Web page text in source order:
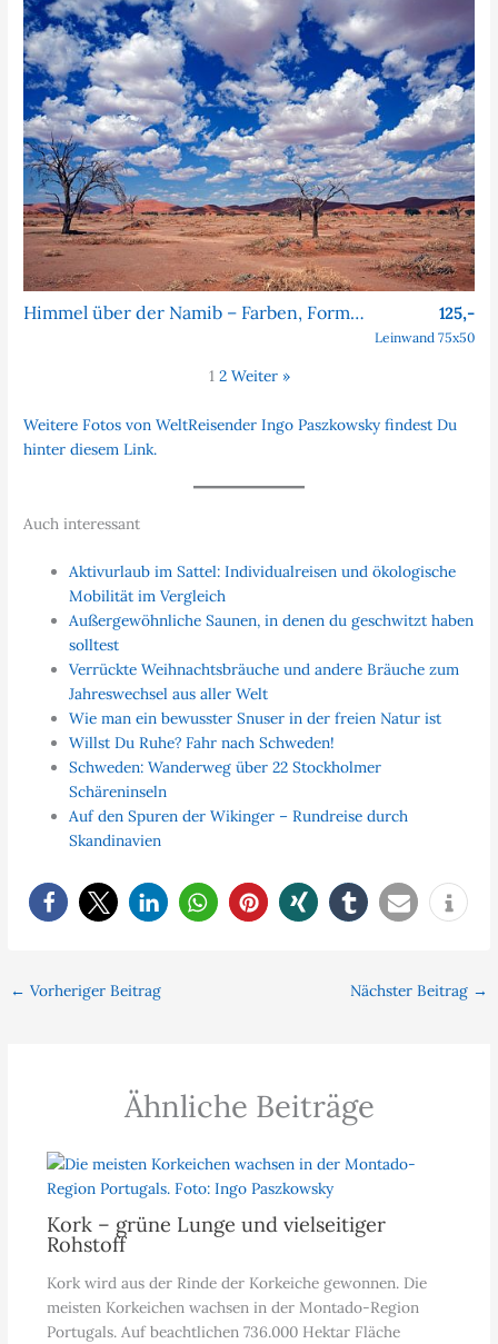
Himmel über der Namib – Farben, Formen, Faszination 125,-
Leinwand 75x50
1 2 Weiter »
Weitere Fotos von WeltReisender Ingo Paszkowsky findest Du
hinter diesem Link.
Auch interessant
Aktivurlaub im Sattel: Individualreisen und ökologische
Mobilität im Vergleich
Außergewöhnliche Saunen, in denen du geschwitzt haben
solltest
Verrückte Weihnachtsbräuche und andere Bräuche zum
Jahreswechsel aus aller Welt
Wie man ein bewusster Snuser in der freien Natur ist
Willst Du Ruhe? Fahr nach Schweden!
Schweden: Wanderweg über 22 Stockholmer
Schäreninseln
Auf den Spuren der Wikinger – Rundreise durch
Skandinavien
← Vorheriger Beitrag Nächster Beitrag →
Ähnliche Beiträge
Kork – grüne Lunge und vielseitiger
Rohstoff
Kork wird aus der Rinde der Korkeiche gewonnen. Die
meisten Korkeichen wachsen in der Montado-Region
Portugals. Auf beachtlichen 736.000 Hektar Fläche